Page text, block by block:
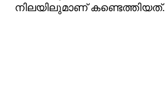
നിലയിലുമാണ് കണ്ടെത്തിയത്.